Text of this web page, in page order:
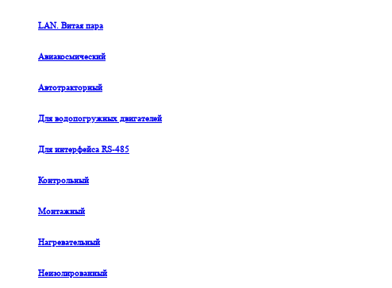
LAN. Витая пара
Авиакосмический
Автотракторный
Для водопогружных двигателей
Для интерфейса RS-485
Контрольный
Монтажный
Нагревательный
Неизолированный